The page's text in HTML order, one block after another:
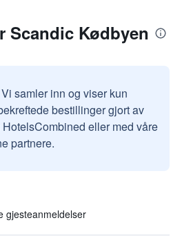
Scandic Kødbyen
Vi samler inn og viser kun
bestillinger gjort av
eller med våre
partnere.
gjesteanmeldelser